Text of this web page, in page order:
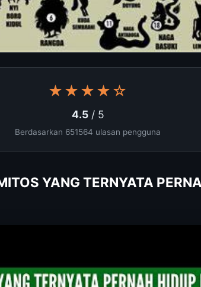
★★★★☆
4.5/ 5
Berdasarkan 651564 ulasan pengguna
YANG TERNYATA